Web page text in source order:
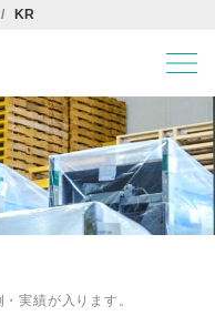
KR
実績が入ります。